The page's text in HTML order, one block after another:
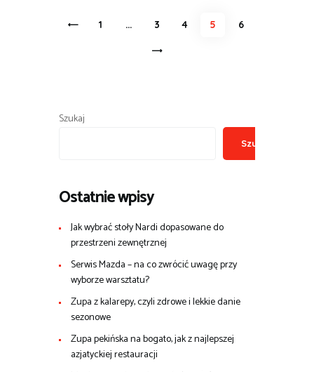
Stronicowanie
PAGE
1 … PAGE
3 PAGE
4 PAGE
5 PAGE
6
Szukaj
Szukaj
Ostatnie wpisy
Jak wybrać stoły Nardi dopasowane do
przestrzeni zewnętrznej
Serwis Mazda – na co zwrócić uwagę przy
wyborze warsztatu?
Zupa z kalarepy, czyli zdrowe i lekkie danie
sezonowe
Zupa pekińska na bogato, jak z najlepszej
azjatyckiej restauracji